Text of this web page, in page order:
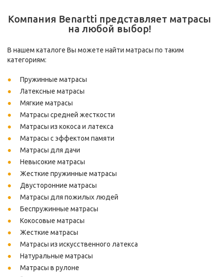
Компания Benartti представляет матрасы
на любой выбор!
В нашем каталоге Вы можете найти матрасы по таким
категориям:
Пружинные матрасы
Латексные матрасы
Мягкие матрасы
Матрасы средней жесткости
Матрасы из кокоса и латекса
Матрасы с эффектом памяти
Матрасы для дачи
Невысокие матрасы
Жесткие пружинные матрасы
Двусторонние матрасы
Матрасы для пожилых людей
Беспружинные матрасы
Кокосовые матрасы
Жесткие матрасы
Матрасы из искусственного латекса
Натуральные матрасы
Матрасы в рулоне